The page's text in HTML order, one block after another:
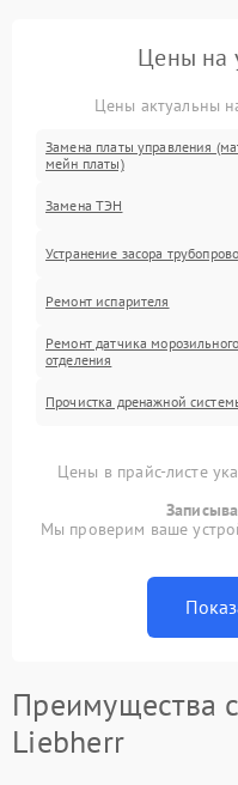
Цены на
Цены актуальны
Замена платы управления
мейн платы)
Замена ТЭН
Устранение засора
Ремонт испарителя
Ремонт датчика морозильного
отделения
Прочистка дренажной
Цены в прайс-листе
Мы проверим ваше
Преимущества
Liebherr